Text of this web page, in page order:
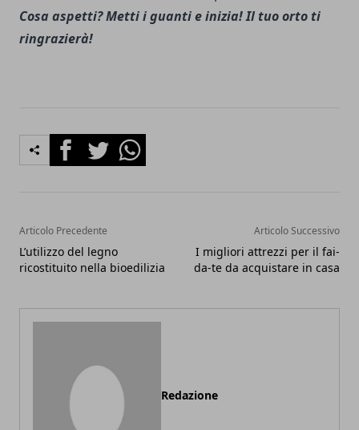
Cosa aspetti?Metti i guanti e inizia! Il tuo orto ti
ringrazierà!
FacebookTwitterWhatsapp
Articolo Precedente
L’utilizzo del legno
ricostituito nella bioedilizia
Articolo Successivo
I migliori attrezzi per il fai-
da-te da acquistare in casa
Redazione